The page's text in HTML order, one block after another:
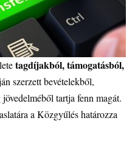
tagdíjakból, támogatásból,
szerzett bevételekből,
tartja fenn magát.
a Közgyűlés határozza